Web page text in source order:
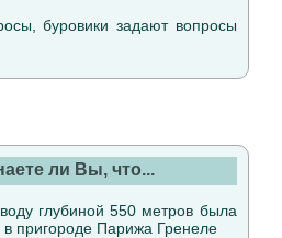
буровики задают вопросы
ли Вы, что...
глубиной 550 метров была
в пригороде Парижа Гренеле